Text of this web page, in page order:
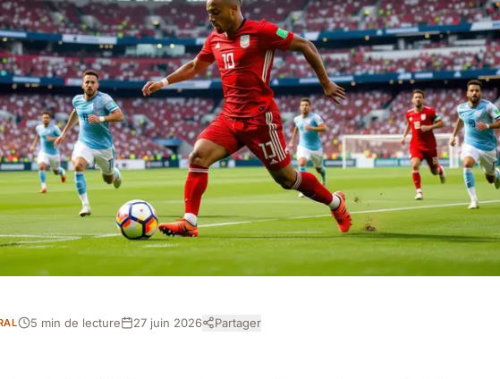
5 min de lecture 27 juin 2026 Partager